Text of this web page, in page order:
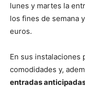
lunes y martes la
los fines de semana
euros.
En sus instalaciones
comodidades y,
entradas